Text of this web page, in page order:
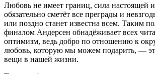
Любовь не имеет границ, сила настоящей
обязательно сметёт все преграды и
или поздно станет известна всем. Таким
финалом Андерсен обнадёживает всех
оптимизм, ведь добро по отношению к
любовь, которую мы можем подарить, —
вещи в нашей жизни.